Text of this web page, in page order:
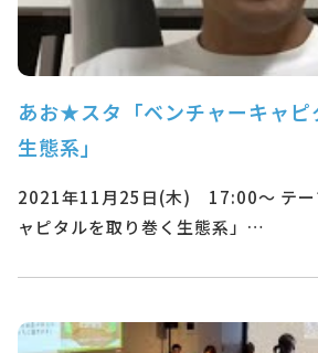
あお★スタ「ベンチャーキャピ
生態系」
2021年11月25日(木) 17:00～ テー
ャピタルを取り巻く生態系」…